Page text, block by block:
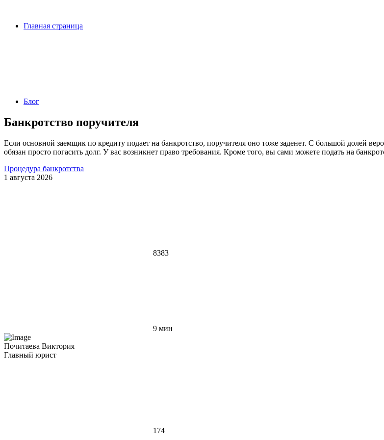
Главная страница
Блог
Банкротство поручителя
Если основной заемщик по кредиту подает на банкротство, поручителя оно тоже заденет. С большой долей
обязан просто погасить долг. У вас возникнет право требования. Кроме того, вы сами можете подать на
Процедура банкротства
1 августа 2026
8383
9 мин
Почитаева Виктория
Главный юрист
174